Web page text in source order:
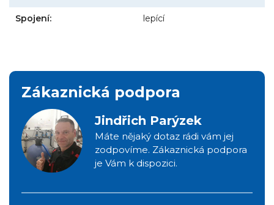
Spojení: lepící
Zákaznická podpora
Jindřich Parýzek
Máte nějaký dotaz rádi vám jej
zodpovíme. Zákaznická podpora
je Vám k dispozici.